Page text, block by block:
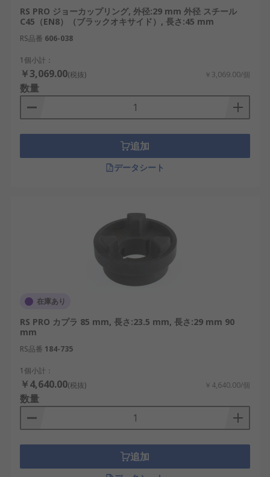
外径、全長、販売単位、在庫、価格も比較し
ます。
フレキシブルカップリング
のメーカー
フレキシブルカップリングは、精密位置決め用から
一般産業機械用まで、複数のメーカーから販売され
ています。
Ruland：ビーム、ディスク、ジョー、オルダ
SKF：軸受や動力伝達部品とともに、ポンプ、
ファン、産業機械向けの各種フレキシブルカ
ップリングを提供しています。
Optibelt：ベルト伝動製品に加え、弾性体を
使用して振動や衝撃を吸収する産業用カップ
リングを扱っています。
Hengstler：エンコーダや計数機器向けに、回
転軸の接続に使用する小型フレキシブルカッ
プリングや関連部品を提供しています。
ーなど、精密制御機器や一般産業機械向けの
カップリングを展開しています。
DPI：モータ、ポンプ、搬送装置などの動力伝
達に使用するカップリングや機械要素部品を
RS PRO ジョーカップリング, 外径:29 mm 外径 スチール
C45（EN8）（ブラックオキサイド）, 長さ:45 mm
RS品番 606-038
1個小計：
￥3,069.00(税抜) ￥3,069.00/個
数量
追加
データシート
在庫あり
RS PRO カプラ 85 mm, 長さ:23.5 mm, 長さ:29 mm 90
mm
RS品番 184-735
1個小計：
￥4,640.00(税抜) ￥4,640.00/個
数量
追加